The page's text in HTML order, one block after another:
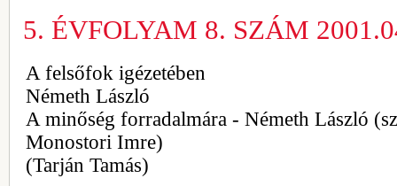
5. ÉVFOLYAM 8. SZÁM
A felsőfok igézetében
Németh László
A minőség forradalmára - Németh László
Monostori Imre)
(Tarján Tamás)